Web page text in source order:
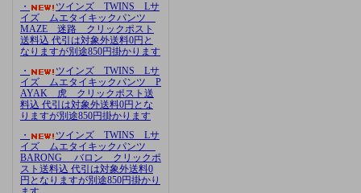
・
ツインズ TWINS Lサ
イズ ムエタイキックパンツ
MAZE 迷路 クリックポスト
送料込 代引は対象外送料0円と
なりますが別途850円掛かります
・
ツインズ TWINS Lサ
イズ ムエタイキックパンツ P
AYAK 虎 クリックポスト送
料込 代引は対象外送料0円とな
りますが別途850円掛かります
・
ツインズ TWINS Lサ
イズ ムエタイキックパンツ
BARONG バロン クリックポ
スト送料込 代引は対象外送料0
円となりますが別途850円掛かり